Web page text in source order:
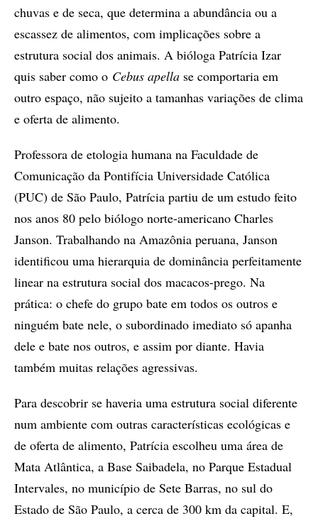
chuvas e de seca, que determina a abundância ou a
escassez de alimentos, com implicações sobre a
estrutura social dos animais. A bióloga Patrícia Izar
quis saber como o Cebus apella se comportaria em
outro espaço, não sujeito a tamanhas variações de clima
e oferta de alimento.
Professora de etologia humana na Faculdade de
Comunicação da Pontifícia Universidade Católica
(PUC) de São Paulo, Patrícia partiu de um estudo feito
nos anos 80 pelo biólogo norte-americano Charles
Janson. Trabalhando na Amazônia peruana, Janson
identificou uma hierarquia de dominância perfeitamente
linear na estrutura social dos macacos-prego. Na
prática: o chefe do grupo bate em todos os outros e
ninguém bate nele, o subordinado imediato só apanha
dele e bate nos outros, e assim por diante. Havia
também muitas relações agressivas.
Para descobrir se haveria uma estrutura social diferente
num ambiente com outras características ecológicas e
de oferta de alimento, Patrícia escolheu uma área de
Mata Atlântica, a Base Saibadela, no Parque Estadual
Intervales, no município de Sete Barras, no sul do
Estado de São Paulo, a cerca de 300 km da capital. E,